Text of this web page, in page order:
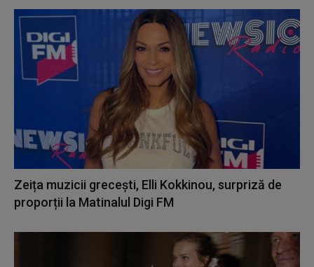
Zeița muzicii grecești, Elli Kokkinou, surpriză de
proporții la Matinalul Digi FM